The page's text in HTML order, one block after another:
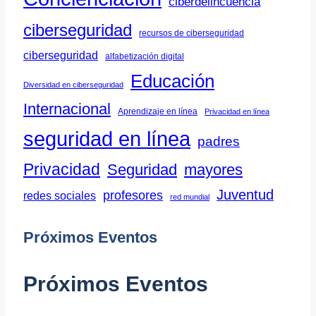
ciberseguridad recursos de ciberseguridad
ciberseguridad alfabetización digital
Diversidad en ciberseguridad Educación
Internacional Aprendizaje en línea Privacidad en línea
seguridad en línea padres
Privacidad Seguridad mayores
redes sociales profesores red mundial Juventud
Próximos Eventos
Próximos Eventos